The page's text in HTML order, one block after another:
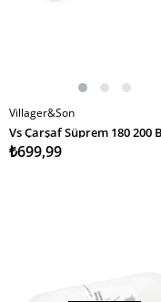
Villager&Son
₺699,99